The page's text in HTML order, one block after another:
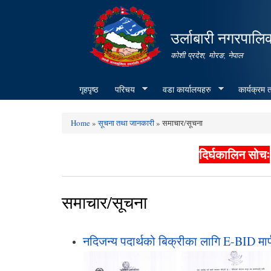
उर्लाबारी
कोशी प्रदेश, माेरङ, नेपाल
गृहपृष्ठ परिचय वडा कार्यालयहरु कार्यक्रम
You are here
Home»सूचना तथा जानकारी» समाचार/सूचना
दिर्घकालिन सोचः
समाचार/सूचना
नदिजन्य पदार्थको बिक्रीका लागि E-BID